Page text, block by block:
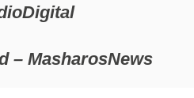
– MasharosNews